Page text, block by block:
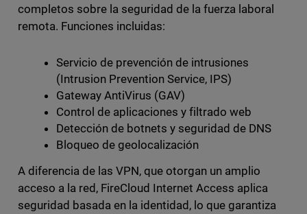
completos sobre la seguridad de la fuerza laboral
remota. Funciones incluidas:
Servicio de prevención de intrusiones
(Intrusion Prevention Service, IPS)
Gateway AntiVirus (GAV)
Control de aplicaciones y filtrado web
Detección de botnets y seguridad de DNS
Bloqueo de geolocalización
A diferencia de las VPN, que otorgan un amplio
acceso a la red, FireCloud Internet Access aplica
seguridad basada en la identidad, lo que garantiza